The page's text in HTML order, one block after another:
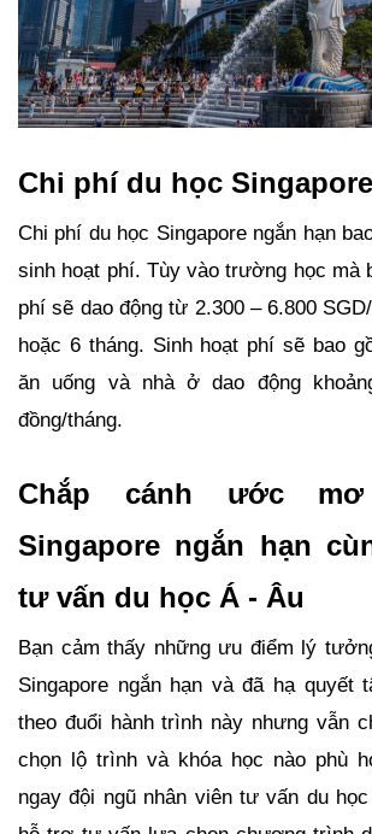
Chi phí du học
Chi phí du học Singapore ngắn hạn
sinh hoạt phí. Tùy vào trường học mà
phí sẽ dao động từ 2.300 – 6.800
hoặc 6 tháng. Sinh hoạt phí sẽ bao
ăn uống và nhà ở dao động
đồng/tháng.
Chắp cánh ước
Singapore ngắn hạn
tư vấn du học Á - Âu
Bạn cảm thấy những ưu điểm lý
Singapore ngắn hạn và đã hạ quyết
theo đuổi hành trình này nhưng vẫn
chọn lộ trình và khóa học nào phù
ngay đội ngũ nhân viên tư vấn du